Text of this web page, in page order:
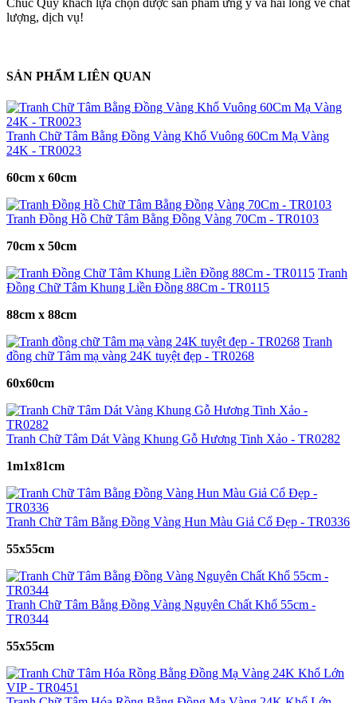
Chúc Quý khách lựa chọn được sản phẩm ưng ý và hài lòng về chất
lượng, dịch vụ!
SẢN PHẨM LIÊN QUAN
Tranh Chữ Tâm Bằng Đồng Vàng Khổ Vuông 60Cm Mạ Vàng
24K - TR0023
60cm x 60cm
Tranh Đồng Hồ Chữ Tâm Bằng Đồng Vàng 70Cm - TR0103
70cm x 50cm
Tranh
Đồng Chữ Tâm Khung Liền Đồng 88Cm - TR0115
88cm x 88cm
Tranh
đồng chữ Tâm mạ vàng 24K tuyệt đẹp - TR0268
60x60cm
Tranh Chữ Tâm Dát Vàng Khung Gỗ Hương Tinh Xảo - TR0282
1m1x81cm
Tranh Chữ Tâm Bằng Đồng Vàng Hun Màu Giả Cổ Đẹp - TR0336
55x55cm
Tranh Chữ Tâm Bằng Đồng Vàng Nguyên Chất Khổ 55cm -
TR0344
55x55cm